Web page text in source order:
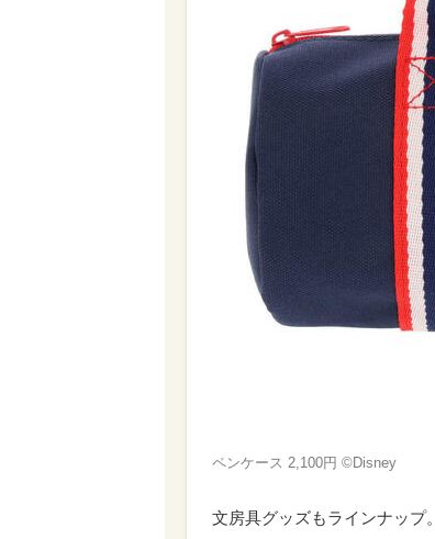
ペンケース 2,100円 ©Disney
文房具グッズもラインナップ。